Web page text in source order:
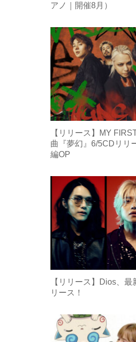
アノ｜開催8月）
【リリース】MY
曲『夢幻』6/5CDリリ
編OP
【リリース】Dios、
リース！